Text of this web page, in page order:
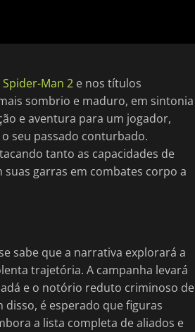
Man 2 e nos títulos
sombrio e maduro, em sintonia
e aventura para um jogador,
seu passado conturbado.
tanto as capacidades de
garras em combates corpo a
sabe que a narrativa explorará a
trajetória. A campanha levará
e o notório reduto criminoso de
é esperado que figuras
a lista completa de aliados e